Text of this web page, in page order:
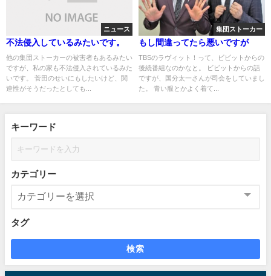
ニュース
不法侵入しているみたいです。
他の集団ストーカーの被害者もあるみたい
ですが、私の家も不法侵入されているみた
いです。 菅田のせいにもしたいけど、関
連性がそうだったとしても...
集団ストーカー
もし間違ってたら悪いですが
TBSのラヴィット！って、ビビットからの
後続番組なのかなと。 ビビットからの話
ですが、国分太一さんが司会をしていまし
た。 青い服とかよく着て...
キーワード
カテゴリー
タグ
検索